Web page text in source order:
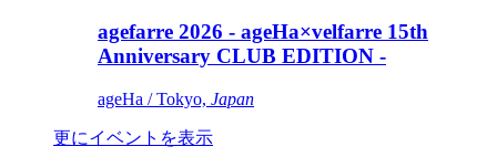
agefarre 2026 - ageHa×velfarre 15th
Anniversary CLUB EDITION -
ageHa / Tokyo, Japan
更にイベントを表示